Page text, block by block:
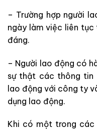
– Trường hợp người
ngày làm việc liên
đáng.
– Người lao động có
sự thật các thông tin
lao động với công ty
dụng lao động.
Khi có một trong